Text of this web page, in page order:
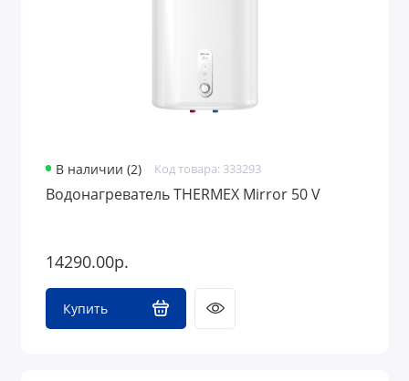
В наличии (2) Код товара: 333293
Водонагреватель THERMEX Mirror 50 V
14290.00р.
Купить